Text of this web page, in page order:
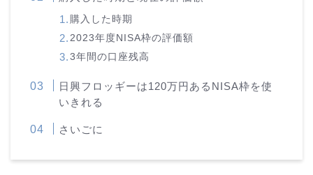
購入した時期
2023年度NISA枠の評価額
3年間の口座残高
日興フロッギーは120万円あるNISA枠を使
いきれる
さいごに